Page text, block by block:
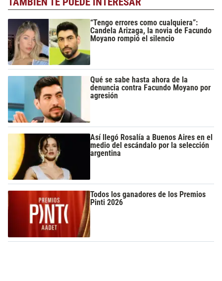
“Tengo errores como cualquiera”:
Candela Arizaga, la novia de Facundo
Moyano rompió el silencio
Qué se sabe hasta ahora de la
denuncia contra Facundo Moyano por
agresión
Así llegó Rosalía a Buenos Aires en el
medio del escándalo por la selección
argentina
Todos los ganadores de los Premios
Pinti 2026